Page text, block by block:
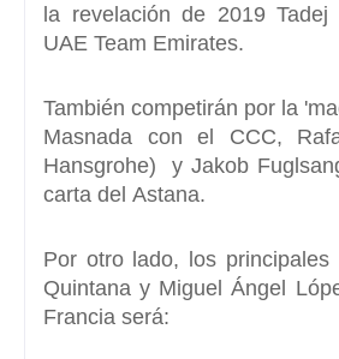
la revelación de 2019
UAE Team Emirates.
También competirán por la
Masnada con el CCC,
Hansgrohe) y Jakob
carta del Astana.
Por otro lado, los principales
Quintana y Miguel Ángel
Francia será: